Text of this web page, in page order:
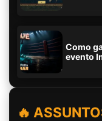
Como
evento
🔥